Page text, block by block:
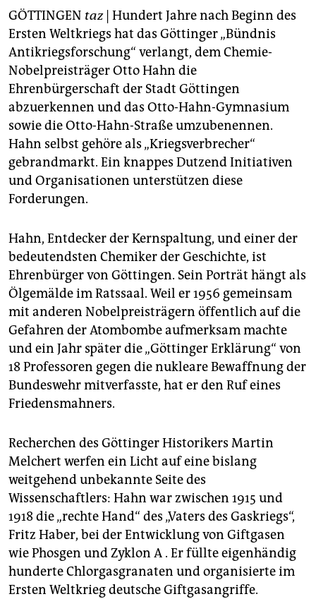
genossenschaft
epaper login
GÖTTINGEN taz| Hundert Jahre nach Beginn des
Ersten Weltkriegs hat das Göttinger „Bündnis
Antikriegsforschung“ verlangt, dem Chemie-
Nobelpreisträger Otto Hahn die
Ehrenbürgerschaft der Stadt Göttingen
abzuerkennen und das Otto-Hahn-Gymnasium
sowie die Otto-Hahn-Straße umzubenennen.
Hahn selbst gehöre als „Kriegsverbrecher“
gebrandmarkt. Ein knappes Dutzend Initiativen
und Organisationen unterstützen diese
Forderungen.
Hahn, Entdecker der Kernspaltung, und einer der
bedeutendsten Chemiker der Geschichte, ist
Ehrenbürger von Göttingen. Sein Porträt hängt als
Ölgemälde im Ratssaal. Weil er 1956 gemeinsam
mit anderen Nobelpreisträgern öffentlich auf die
Gefahren der Atombombe aufmerksam machte
und ein Jahr später die „Göttinger Erklärung“ von
18 Professoren gegen die nukleare Bewaffnung der
Bundeswehr mitverfasste, hat er den Ruf eines
Friedensmahners.
Recherchen des Göttinger Historikers Martin
Melchert werfen ein Licht auf eine bislang
weitgehend unbekannte Seite des
Wissenschaftlers: Hahn war zwischen 1915 und
1918 die „rechte Hand“ des „Vaters des Gaskriegs“,
Fritz Haber, bei der Entwicklung von Giftgasen
wie Phosgen und Zyklon A . Er füllte eigenhändig
hunderte Chlorgasgranaten und organisierte im
Ersten Weltkrieg deutsche Giftgasangriffe.